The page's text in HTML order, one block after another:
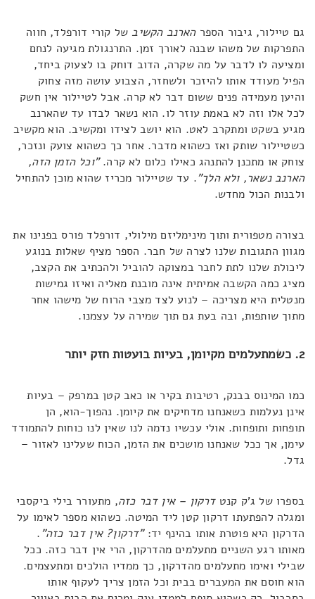
גם טיילור, גיבור הספרהארנב הקשיב של קורי דורפלד, חווה
התפרקות של משהו שבנה לאורך זמן. התרנגולת מגיעה לנחם
ומציעה לו לדבר על מה שקרה, הדוב דוחק בו לצעוק ביחד,
הפיל מעודד אותו להיזכר ולשחזר, הצבוע עושה מזה צחוק
והיען מעמידה פנים ששום דבר לא קרה. אבל לטיילור אין חשק
לכל אלו וזה לא באמת עוזר לו. הוא נשאר לבדו עד שהארנב
מגיע בשקט ומתקרב לאט. הוא יושב לצידו ומקשיב. הוא מקשיב
כשטיילור שותק ואז כשהוא מדבר. אחר כך כשהוא צועק ונזכר,
צוחק או מתכנן להתנהג כאילו כלום לא קרה."וכל הזמן הזה,
הארנב נשאר, ולא הלך". עד שטיילור מכריז שהוא מוכן להתחיל
ולבנות הכול מחדש.
בצורה מטפורית ותוך מינימליזם מילולי, דורפלד פורס בפנינו את
מגוון התגובות שלנו לצרה של חבר. הספר מציף שאלות בנוגע
ליכולת שלנו לתת לחבר במצוקה להוביל ולהכתיב את הקצב,
מציג כמה הקשבה אמיתית אינה מובנת מאליה ואיזו גמישות
מנטלית היא מצריכה – לנוע לצד מצבי הרוח של מישהו אחר
מתוך שותפות, ובה בעת גם תוך שמירה על עצמנו.
2. כשמתעלמים מקיומן, בעיות בועטות חזק יותר
כמו המינוס בבנק, רטיבות בקיר או כאב קטן במרפק – בעיות
אינן נעלמות כשאנחנו מדחיקים את קיומן. נהפוך-הוא, הן
תופחות ותופחות. אולי עכשיו נדמה לנו שאין לנו כוחות להתמודד
עימן, אך ככל שאנחנו מושכים את הזמן, הכוח שעלינו לאזור –
גדל.
בספרו של ג'ק קנטדרקון – אין דבר כזה, מתעורר בילי ביקסבי
ומגלה להפתעתו דרקון קטן ליד המיטה. כשהוא מספר לאימו על
הדרקון היא פוטרת אותו בהינף יד:"דרקון? אין דבר כזה".
מאותו רגע השניים מתעלמים מהדרקון, הרי אין דבר כזה. ככל
שבילי ואימו מתעלמים מהדרקון, כך ממדיו הולכים ומתעצמים.
הוא חוסם את המעברים בבית וכל הזמן צריך לעקוף אותו